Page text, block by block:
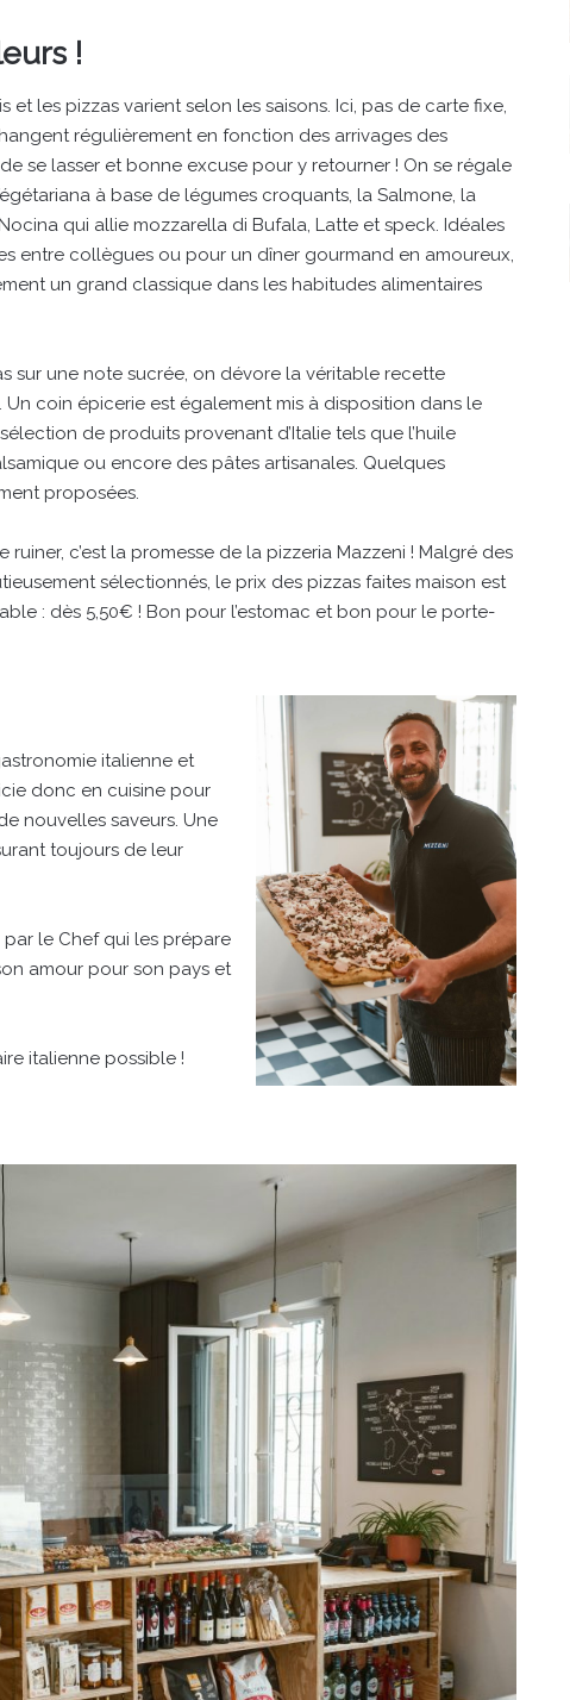
!
et les pizzas varient selon les saisons. Ici, pas de carte fixe,
régulièrement en fonction des arrivages des
se lasser et bonne excuse pour y retourner ! On se régale
à base de légumes croquants, la Salmone, la
qui allie mozzarella di Bufala, Latte et speck. Idéales
entre collègues ou pour un dîner gourmand en amoureux,
un grand classique dans les habitudes alimentaires
sur une note sucrée, on dévore la véritable recette
Un coin épicerie est également mis à disposition dans le
de produits provenant d’Italie tels que l’huile
ou encore des pâtes artisanales. Quelques
proposées.
ruiner, c’est la promesse de la pizzeria Mazzeni ! Malgré des
sélectionnés, le prix des pizzas faites maison est
: dès 5,50€ ! Bon pour l’estomac et bon pour le porte-
italienne et
donc en cuisine pour
nouvelles saveurs. Une
toujours de leur
le Chef qui les prépare
amour pour son pays et
italienne possible !